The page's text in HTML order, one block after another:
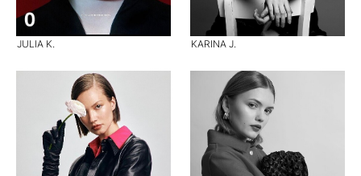
JULIA K. KARINA J.